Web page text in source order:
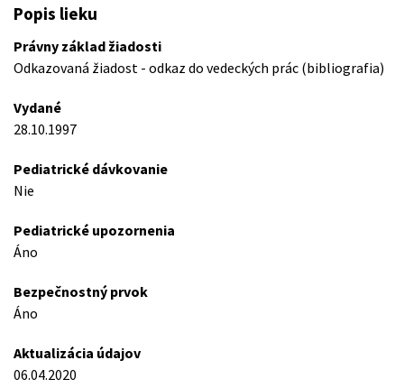
Popis lieku
Právny základ žiadosti
Odkazovaná žiadost - odkaz do vedeckých prác (bibliografia)
Vydané
28.10.1997
Pediatrické dávkovanie
Nie
Pediatrické upozornenia
Áno
Bezpečnostný prvok
Áno
Aktualizácia údajov
06.04.2020